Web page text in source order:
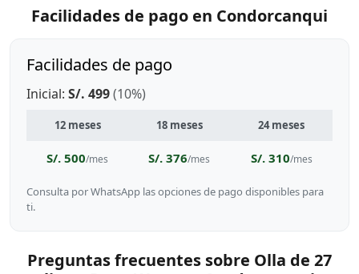
Facilidades de pago en Condorcanqui
Facilidades de pago
Inicial: S/. 499(10%)
12 meses 18 meses 24 meses
S/. 500/mes S/. 376/mes S/. 310/mes
Consulta por WhatsApp las opciones de pago disponibles para
ti.
Preguntas frecuentes sobre Olla de 27